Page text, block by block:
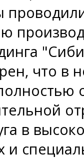
что в
в
и